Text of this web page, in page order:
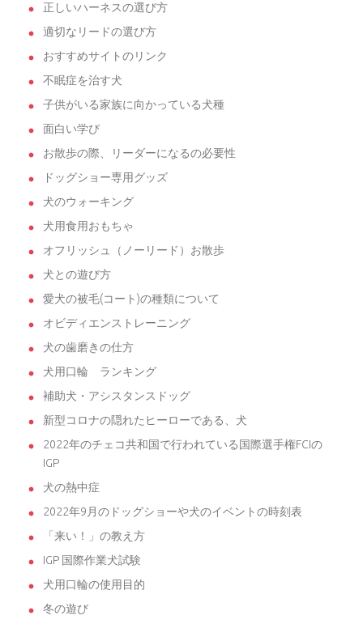
正しいハーネスの選び方
適切なリードの選び方
おすすめサイトのリンク
不眠症を治す犬
子供がいる家族に向かっている犬種
面白い学び
お散歩の際、リーダーになるの必要性
ドッグショー専用グッズ
犬のウォーキング
犬用食用おもちゃ
オフリッシュ（ノーリード）お散歩
犬との遊び方
愛犬の被毛(コート)の種類について
オビディエンストレーニング
犬の歯磨きの仕方
犬用口輪 ランキング
補助犬・アシスタンスドッグ
新型コロナの隠れたヒーローである、犬
2022年のチェコ共和国で行われている国際選手権FCIの
IGP
犬の熱中症
2022年9月のドッグショーや犬のイベントの時刻表
「来い！」の教え方
IGP 国際作業犬試験
犬用口輪の使用目的
冬の遊び